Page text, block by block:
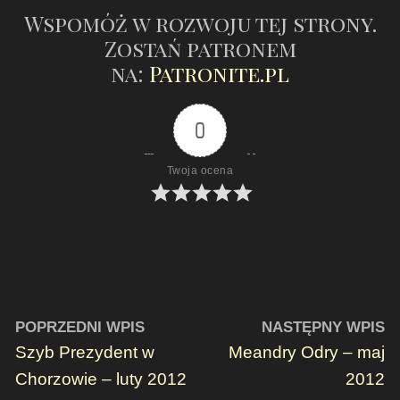
Wspomóż w rozwoju tej strony.
Zostań patronem
na: Patronite.pl
0
Twoja ocena
POPRZEDNI WPIS
Szyb Prezydent w
Chorzowie – luty 2012
NASTĘPNY WPIS
Meandry Odry – maj
2012